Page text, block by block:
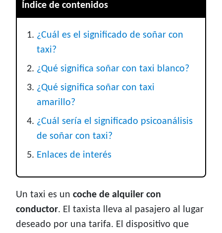
Índice de contenidos
¿Cuál es el significado de soñar con
taxi?
¿Qué significa soñar con taxi blanco?
¿Qué significa soñar con taxi
amarillo?
¿Cuál sería el significado psicoanálisis
de soñar con taxi?
Enlaces de interés
Un taxi es un coche de alquiler con
conductor. El taxista lleva al pasajero al lugar
deseado por una tarifa. El dispositivo que